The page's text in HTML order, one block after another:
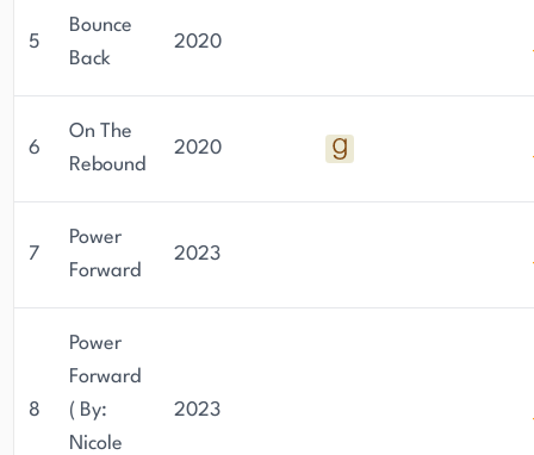
5
Bounce
Back
2020
6
On The
Rebound
2020
7
Power
Forward
2023
8
Power
Forward
( By:
Nicole
2023